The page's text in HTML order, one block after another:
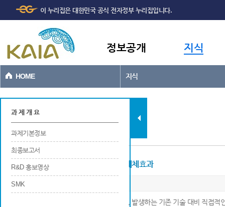
본문바로가기
이 누리집은 대한민국 공식 전자정부 누리집입니다.
정보공개 지식
HOME 지식
과제현황
과 제 개 요
과제기본정보
최종보고서
R&D 홍보영상
SMK
현장적용에 의한 비용절감 또는 수입대체효과
※ 최종 연구개발 결과를 현장에 적용함으로써, 발생하는 기존 기술 대비 직접